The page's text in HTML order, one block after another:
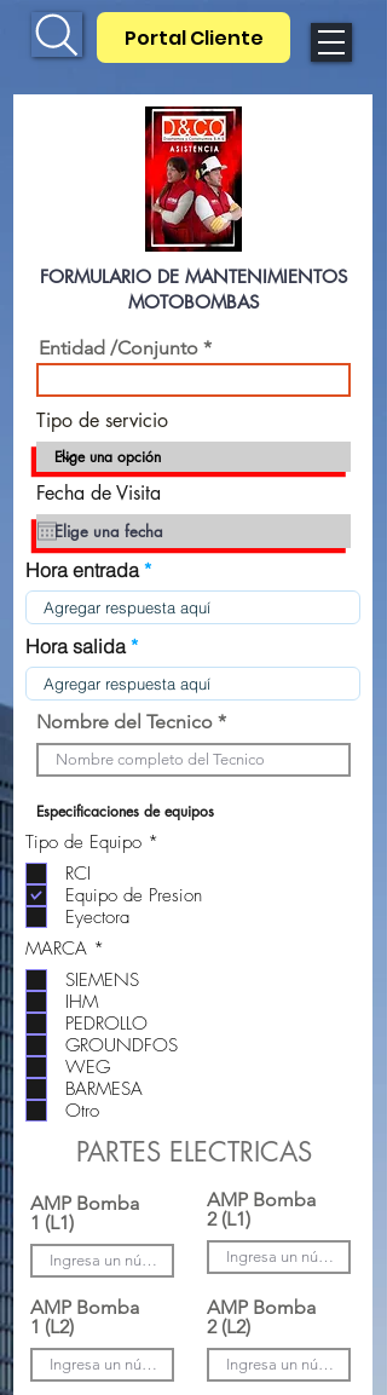
Portal Cliente
FORMULARIO DE MANTENIMIENTOS
MOTOBOMBAS
Entidad /Conjunto
Tipo de servicio
Fecha de Visita
e
u
r
e
d
Hora entrada
Hora salida
Nombre del Tecnico
Especificaciones de equipos
Tipo de Equipo *
i
RCI
Equipo de Presion
Eyectora
MARCA *
l
g
a
t
o
r
SIEMENS
IHM
PEDROLLO
GROUNDFOS
WEG
BARMESA
Otro
PARTES ELECTRICAS
AMP Bomba
1 (L1)
AMP Bomba
2 (L1)
AMP Bomba
1 (L2)
AMP Bomba
2 (L2)